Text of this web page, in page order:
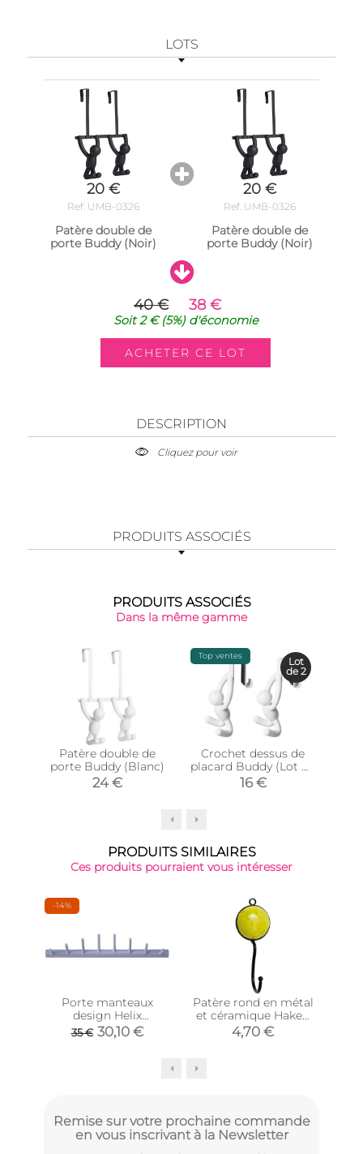
LOTS
20 €
Ref. UMB-0326
Patère double de
porte Buddy (Noir)
20 €
Ref. UMB-0326
Patère double de
porte Buddy (Noir)
40 € 38 €
Soit2 €(5%)d'économie
DESCRIPTION
Cliquez pour voir
PRODUITS ASSOCIÉS
PRODUITS ASSOCIÉS
Dans la même gamme
Patère double de
porte Buddy (Blanc)
24 €
Top ventes
Crochet dessus de
placard Buddy (Lot de
2) (Blanc)
16 €
Lot
de 2
PRODUITS SIMILAIRES
Ces produits pourraient vous intéresser
-14%
Porte manteaux
design Helix
(Lavande)
35 € 30,10 €
Patère rond en métal
et céramique Haken
(Jaune)
4,70 €
Remise sur votre prochaine commande
en vous inscrivant à la Newsletter